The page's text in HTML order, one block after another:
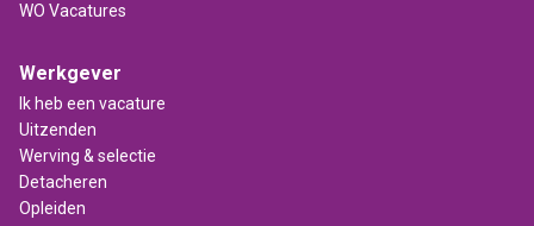
WO Vacatures
Werkgever
Ik heb een vacature
Uitzenden
Werving & selectie
Detacheren
Opleiden